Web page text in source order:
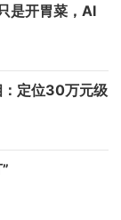
是开胃菜，AI
定位30万元级